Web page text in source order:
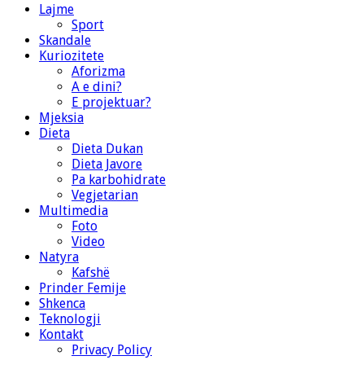
Lajme
Sport
Skandale
Kuriozitete
Aforizma
A e dini?
E projektuar?
Mjeksia
Dieta
Dieta Dukan
Dieta Javore
Pa karbohidrate
Vegjetarian
Multimedia
Foto
Video
Natyra
Kafshë
Prinder Femije
Shkenca
Teknologji
Kontakt
Privacy Policy